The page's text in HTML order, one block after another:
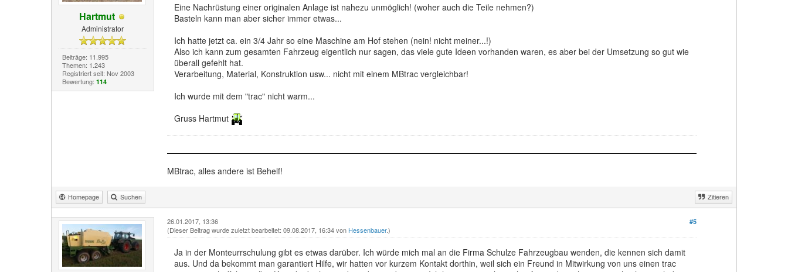
Hartmut
Administrator
Beiträge: 11.995
Themen: 1.243
Registriert seit: Nov 2003
Bewertung: 114
Eine Nachrüstung einer originalen Anlage ist nahezu unmöglich! (woher auch die Teile nehmen?)
Basteln kann man aber sicher immer etwas...
Ich hatte jetzt ca. ein 3/4 Jahr so eine Maschine am Hof stehen (nein! nicht meiner...!)
Also ich kann zum gesamten Fahrzeug eigentlich nur sagen, das viele gute Ideen vorhanden waren, es aber bei der Umsetzung so gut wie
überall gefehlt hat.
Verarbeitung, Material, Konstruktion usw... nicht mit einem MBtrac vergleichbar!
Ich wurde mit dem "trac" nicht warm...
Gruss Hartmut
MBtrac, alles andere ist Behelf!
Homepage Suchen Zitieren
#5
26.01.2017, 13:36
(Dieser Beitrag wurde zuletzt bearbeitet: 09.08.2017, 16:34 von Hessenbauer.)
Ja in der Monteurrschulung gibt es etwas darüber. Ich würde mich mal an die Firma Schulze Fahrzeugbau wenden, die kennen sich damit
aus. Und da bekommt man garantiert Hilfe, wir hatten vor kurzem Kontakt dorthin, weil sich ein Freund in Mitwirkung von uns einen trac